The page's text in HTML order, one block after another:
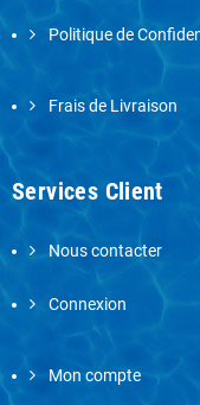
Politique de
Frais de Livraison
Services Client
Nous contacter
Connexion
Mon compte